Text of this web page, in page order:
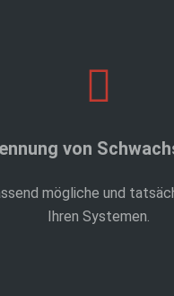
von
mögliche und
Ihren Systemen.